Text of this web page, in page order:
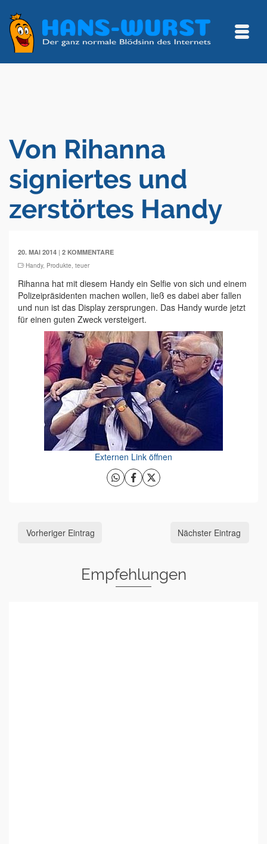
Von Rihanna
signiertes und
zerstörtes Handy
20. MAI 2014 | 2 KOMMENTARE
Handy, Produkte, teuer
Rihanna hat mit diesem Handy ein Selfie von sich und einem
Polizeipräsidenten machen wollen, ließ es dabei aber fallen
und nun ist das Display zersprungen. Das Handy wurde jetzt
für einen guten Zweck versteigert.
Externen Link öffnen
Vorheriger Eintrag Nächster Eintrag
Empfehlungen